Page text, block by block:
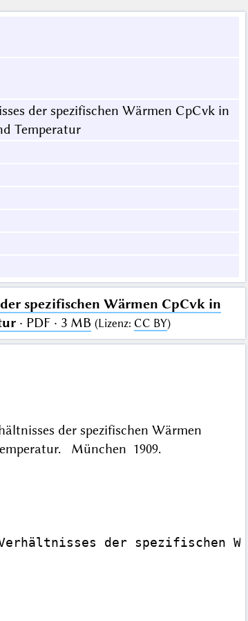
der spezifischen Wärmen CpCvk in
Temperatur
spezifischen Wärmen CpCvk in
· PDF · 3 MB (Lizenz: CC BY)
der spezifischen Wärmen
München 1909.
der spezifischen